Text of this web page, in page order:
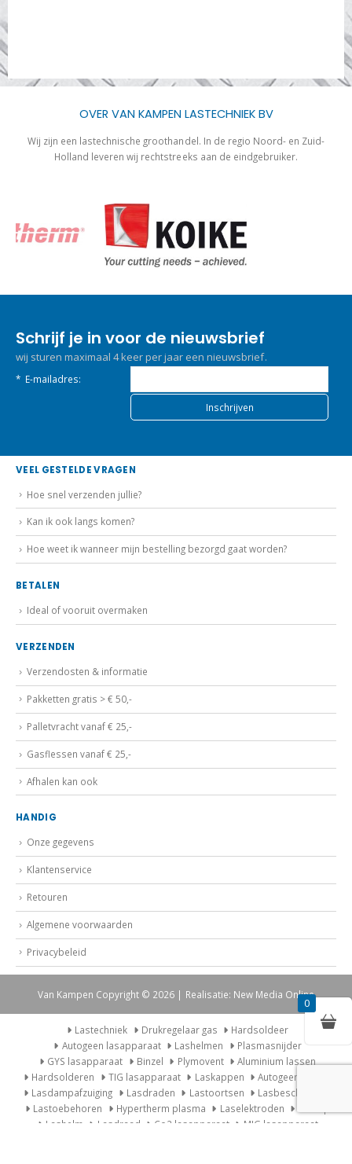
OVER VAN KAMPEN LASTECHNIEK BV
Wij zijn een lastechnische groothandel. In de regio Noord- en Zuid-
Holland leveren wij rechtstreeks aan de eindgebruiker.
Schrijf je in voor de nieuwsbrief
wij sturen maximaal 4 keer per jaar een nieuwsbrief.
* E-mailadres:
VEEL GESTELDE VRAGEN
Hoe snel verzenden jullie?
Kan ik ook langs komen?
Hoe weet ik wanneer mijn bestelling bezorgd gaat worden?
BETALEN
Ideal of vooruit overmaken
VERZENDEN
Verzendosten & informatie
Pakketten gratis > € 50,-
Palletvracht vanaf € 25,-
Gasflessen vanaf € 25,-
Afhalen kan ook
HANDIG
Onze gegevens
Klantenservice
Retouren
Algemene voorwaarden
Privacybeleid
Van Kampen Copyright © 2026 | Realisatie: New Media Online
Lastechniek Drukregelaar gas
Hardsoldeer
Autogeen lasapparaat
Lashelmen
Plasmasnijder
GYS lasapparaat
Binzel Plymovent
Aluminium lassen
Hardsolderen
TIG lasapparaat Laskappen
Autogeen Lasset
Lasdampafzuiging
Lasdraden Lastoortsen
Lasbescherming
Lastoebehoren
Hypertherm plasma Laselektroden
Lashelm
Lasdraad Co2 lasapparaat
MIG lasapparaat
0